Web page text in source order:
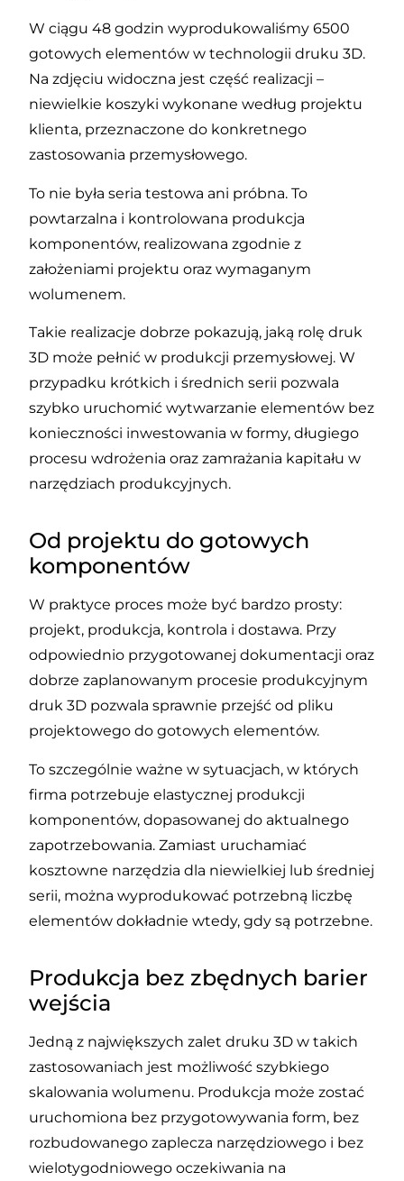
W ciągu 48 godzin wyprodukowaliśmy 6500
gotowych elementów w technologii druku 3D.
Na zdjęciu widoczna jest część realizacji –
niewielkie koszyki wykonane według projektu
klienta, przeznaczone do konkretnego
zastosowania przemysłowego.
To nie była seria testowa ani próbna. To
powtarzalna i kontrolowana produkcja
komponentów, realizowana zgodnie z
założeniami projektu oraz wymaganym
wolumenem.
Takie realizacje dobrze pokazują, jaką rolę druk
3D może pełnić w produkcji przemysłowej. W
przypadku krótkich i średnich serii pozwala
szybko uruchomić wytwarzanie elementów bez
konieczności inwestowania w formy, długiego
procesu wdrożenia oraz zamrażania kapitału w
narzędziach produkcyjnych.
Od projektu do gotowych
komponentów
W praktyce proces może być bardzo prosty:
projekt, produkcja, kontrola i dostawa. Przy
odpowiednio przygotowanej dokumentacji oraz
dobrze zaplanowanym procesie produkcyjnym
druk 3D pozwala sprawnie przejść od pliku
projektowego do gotowych elementów.
To szczególnie ważne w sytuacjach, w których
firma potrzebuje elastycznej produkcji
komponentów, dopasowanej do aktualnego
zapotrzebowania. Zamiast uruchamiać
kosztowne narzędzia dla niewielkiej lub średniej
serii, można wyprodukować potrzebną liczbę
elementów dokładnie wtedy, gdy są potrzebne.
Produkcja bez zbędnych barier
wejścia
Jedną z największych zalet druku 3D w takich
zastosowaniach jest możliwość szybkiego
skalowania wolumenu. Produkcja może zostać
uruchomiona bez przygotowywania form, bez
rozbudowanego zaplecza narzędziowego i bez
wielotygodniowego oczekiwania na